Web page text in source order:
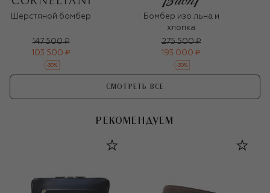
Шерстяной бомбер
147 500 ₽
103 500 ₽
-30%
Бомбер изо льна и
хлопка
275 500 ₽
193 000 ₽
-30%
СМОТРЕТЬ ВСЕ
РЕКОМЕНДУЕМ